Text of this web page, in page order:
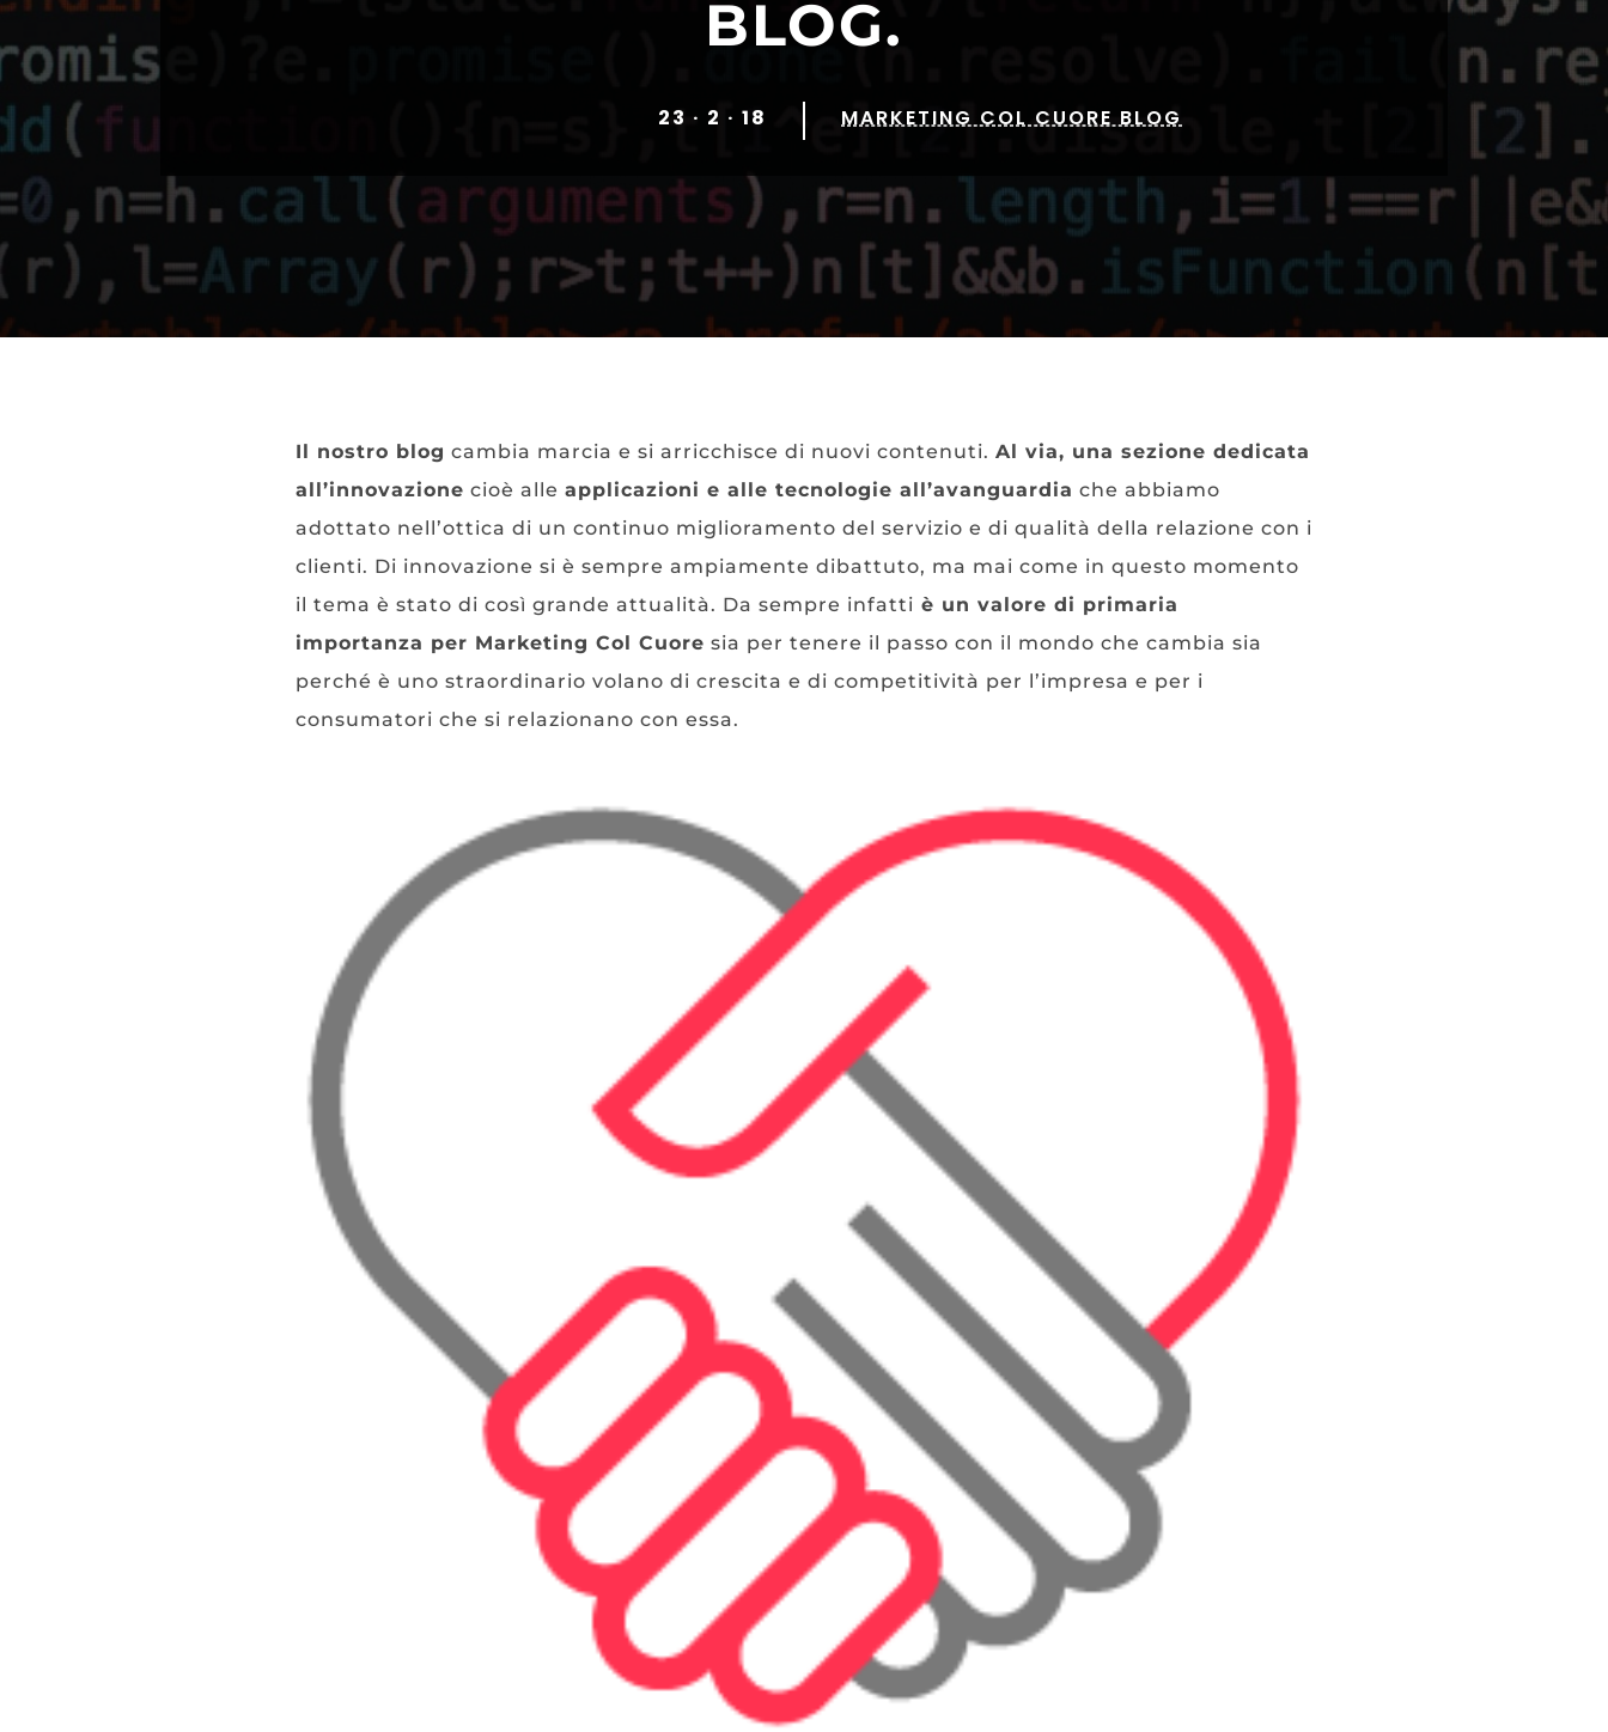
BLOG.
23 · 2 · 18 MARKETING COL CUORE BLOG
Il nostro blog cambia marcia e si arricchisce di nuovi contenuti. Al via, una sezione dedicata
all’innovazione cioè alle applicazioni e alle tecnologie all’avanguardia che abbiamo
adottato nell’ottica di un continuo miglioramento del servizio e di qualità della relazione con i
clienti. Di innovazione si è sempre ampiamente dibattuto, ma mai come in questo momento
il tema è stato di così grande attualità. Da sempre infatti è un valore di primaria
importanza per Marketing Col Cuore sia per tenere il passo con il mondo che cambia sia
perché è uno straordinario volano di crescita e di competitività per l’impresa e per i
consumatori che si relazionano con essa.